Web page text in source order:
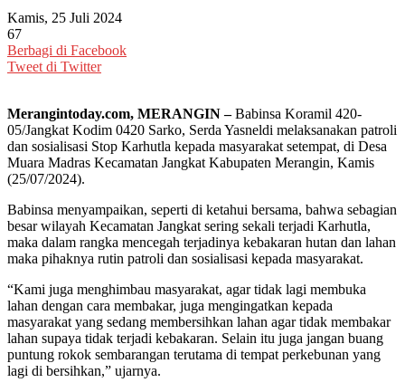
Kamis, 25 Juli 2024
67
Berbagi di Facebook
Tweet di Twitter
Merangintoday.com, MERANGIN –Babinsa Koramil 420-
05/Jangkat Kodim 0420 Sarko, Serda Yasneldi melaksanakan patroli
dan sosialisasi Stop Karhutla kepada masyarakat setempat, di Desa
Muara Madras Kecamatan Jangkat Kabupaten Merangin, Kamis
(25/07/2024).
Babinsa menyampaikan, seperti di ketahui bersama, bahwa sebagian
besar wilayah Kecamatan Jangkat sering sekali terjadi Karhutla,
maka dalam rangka mencegah terjadinya kebakaran hutan dan lahan
maka pihaknya rutin patroli dan sosialisasi kepada masyarakat.
“Kami juga menghimbau masyarakat, agar tidak lagi membuka
lahan dengan cara membakar, juga mengingatkan kepada
masyarakat yang sedang membersihkan lahan agar tidak membakar
lahan supaya tidak terjadi kebakaran. Selain itu juga jangan buang
puntung rokok sembarangan terutama di tempat perkebunan yang
lagi di bersihkan,” ujarnya.